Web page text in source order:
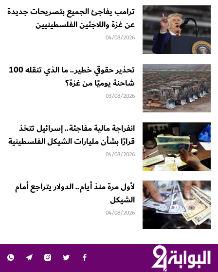
ترامب يفاجئ الجميع بتصريحات جديدة
عن غزة واللاجئين الفلسطينيين
04/08/2026
تحذير حقوقي خطير.. ما الذي تنقله 100
شاحنة يوميًا من غزة؟
03/08/2026
انفراجة مالية مفاجئة.. إسرائيل تتخذ
قرارًا بشأن مليارات الشيكل الفلسطينية
04/08/2026
لأول مرة منذ أيام.. الدولار يتراجع أمام
الشيكل
04/08/2026